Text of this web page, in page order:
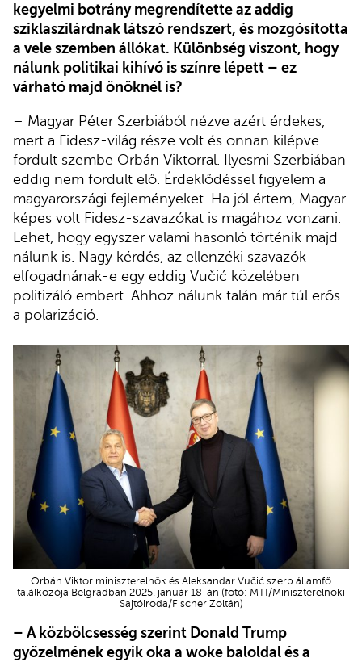
kegyelmi botrány megrendítette az addig
sziklaszilárdnak látszó rendszert, és mozgósította
a vele szemben állókat. Különbség viszont, hogy
nálunk politikai kihívó is színre lépett – ez
várható majd önöknél is?
– Magyar Péter Szerbiából nézve azért érdekes,
mert a Fidesz-világ része volt és onnan kilépve
fordult szembe Orbán Viktorral. Ilyesmi Szerbiában
eddig nem fordult elő. Érdeklődéssel figyelem a
magyarországi fejleményeket. Ha jól értem, Magyar
képes volt Fidesz-szavazókat is magához vonzani.
Lehet, hogy egyszer valami hasonló történik majd
nálunk is. Nagy kérdés, az ellenzéki szavazók
elfogadnának-e egy eddig Vučić közelében
politizáló embert. Ahhoz nálunk talán már túl erős
a polarizáció.
Orbán Viktor miniszterelnök és Aleksandar Vučić szerb államfő
találkozója Belgrádban 2025. január 18-án (fotó: MTI/Miniszterelnöki
Sajtóiroda/Fischer Zoltán)
– A közbölcsesség szerint Donald Trump
győzelmének egyik oka a woke baloldal és a